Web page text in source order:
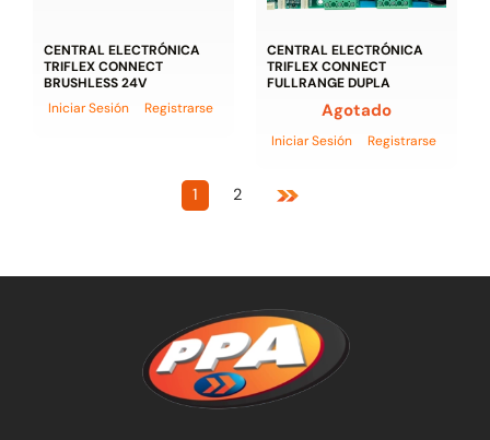
CENTRAL ELECTRÓNICA
TRIFLEX CONNECT
BRUSHLESS 24V
Iniciar Sesión
Registrarse
CENTRAL ELECTRÓNICA
TRIFLEX CONNECT
FULLRANGE DUPLA
Agotado
Iniciar Sesión Registrarse
1 2